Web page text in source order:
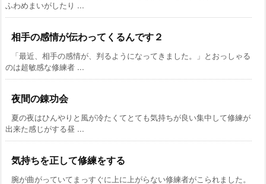
ふわめまいがしたり ...
相手の感情が伝わってくるんです２
「最近、相手の感情が、判るようになってきました。」とおっしゃる
のは超敏感な修練者 ...
夜間の錬功会
夏の夜はひんやりと風が冷たくてとても気持ちが良い集中して修練が
出来た感じがする昼 ...
気持ちを正して修練をする
腕が曲がっていてまっすぐに上に上がらない修練者がこられました。